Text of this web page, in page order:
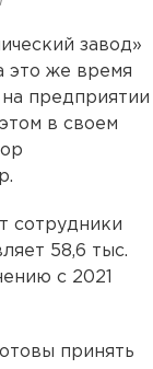
завод»
это же время
на предприятии
в своем
сотрудники
58,6 тыс.
с 2021
принять